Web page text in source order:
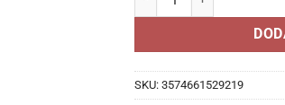
SKU: 3574661529219